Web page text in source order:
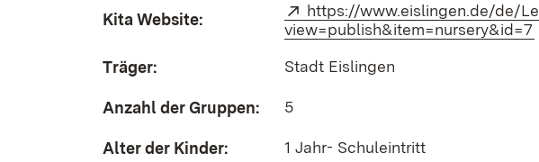
Kita Website: Extern:
https://www.eislingen.de/de/
view=publish&item=nursery&id=7
Träger:
Stadt Eislingen
Anzahl der Gruppen: 5
Alter der Kinder: 1 Jahr- Schuleintritt